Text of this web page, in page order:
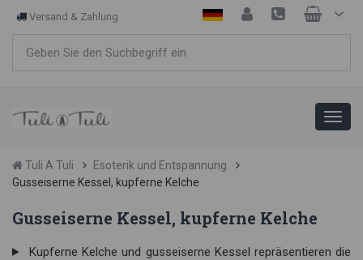
Versand & Zahlung
Tuli A Tuli
Esoterik und Entspannung
Gusseiserne Kessel, kupferne Kelche
Gusseiserne Kessel, kupferne Kelche
Kupferne Kelche und gusseiserne Kessel repräsentieren die